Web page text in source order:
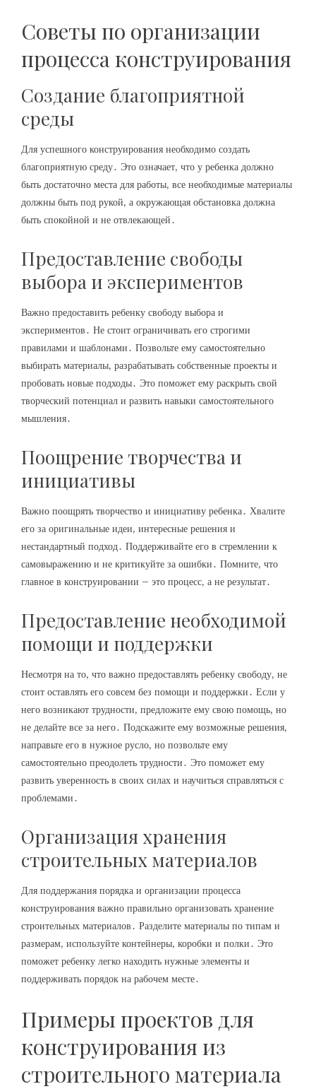
Советы по организации
процесса конструирования
Создание благоприятной
среды
Для успешного конструирования необходимо создать
благоприятную среду․ Это означает‚ что у ребенка должно
быть достаточно места для работы‚ все необходимые материалы
должны быть под рукой‚ а окружающая обстановка должна
быть спокойной и не отвлекающей․
Предоставление свободы
выбора и экспериментов
Важно предоставить ребенку свободу выбора и
экспериментов․ Не стоит ограничивать его строгими
правилами и шаблонами․ Позвольте ему самостоятельно
выбирать материалы‚ разрабатывать собственные проекты и
пробовать новые подходы․ Это поможет ему раскрыть свой
творческий потенциал и развить навыки самостоятельного
мышления․
Поощрение творчества и
инициативы
Важно поощрять творчество и инициативу ребенка․ Хвалите
его за оригинальные идеи‚ интересные решения и
нестандартный подход․ Поддерживайте его в стремлении к
самовыражению и не критикуйте за ошибки․ Помните‚ что
главное в конструировании – это процесс‚ а не результат․
Предоставление необходимой
помощи и поддержки
Несмотря на то‚ что важно предоставлять ребенку свободу‚ не
стоит оставлять его совсем без помощи и поддержки․ Если у
него возникают трудности‚ предложите ему свою помощь‚ но
не делайте все за него․ Подскажите ему возможные решения‚
направьте его в нужное русло‚ но позвольте ему
самостоятельно преодолеть трудности․ Это поможет ему
развить уверенность в своих силах и научиться справляться с
проблемами․
Организация хранения
строительных материалов
Для поддержания порядка и организации процесса
конструирования важно правильно организовать хранение
строительных материалов․ Разделите материалы по типам и
размерам‚ используйте контейнеры‚ коробки и полки․ Это
поможет ребенку легко находить нужные элементы и
поддерживать порядок на рабочем месте․
Примеры проектов для
конструирования из
строительного материала